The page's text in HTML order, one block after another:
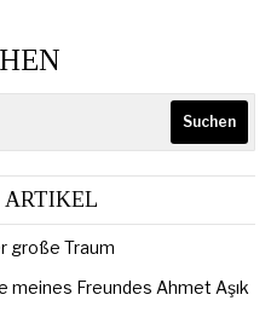
Suchen
ARTIKEL
große Traum
meines Freundes Ahmet Aşık